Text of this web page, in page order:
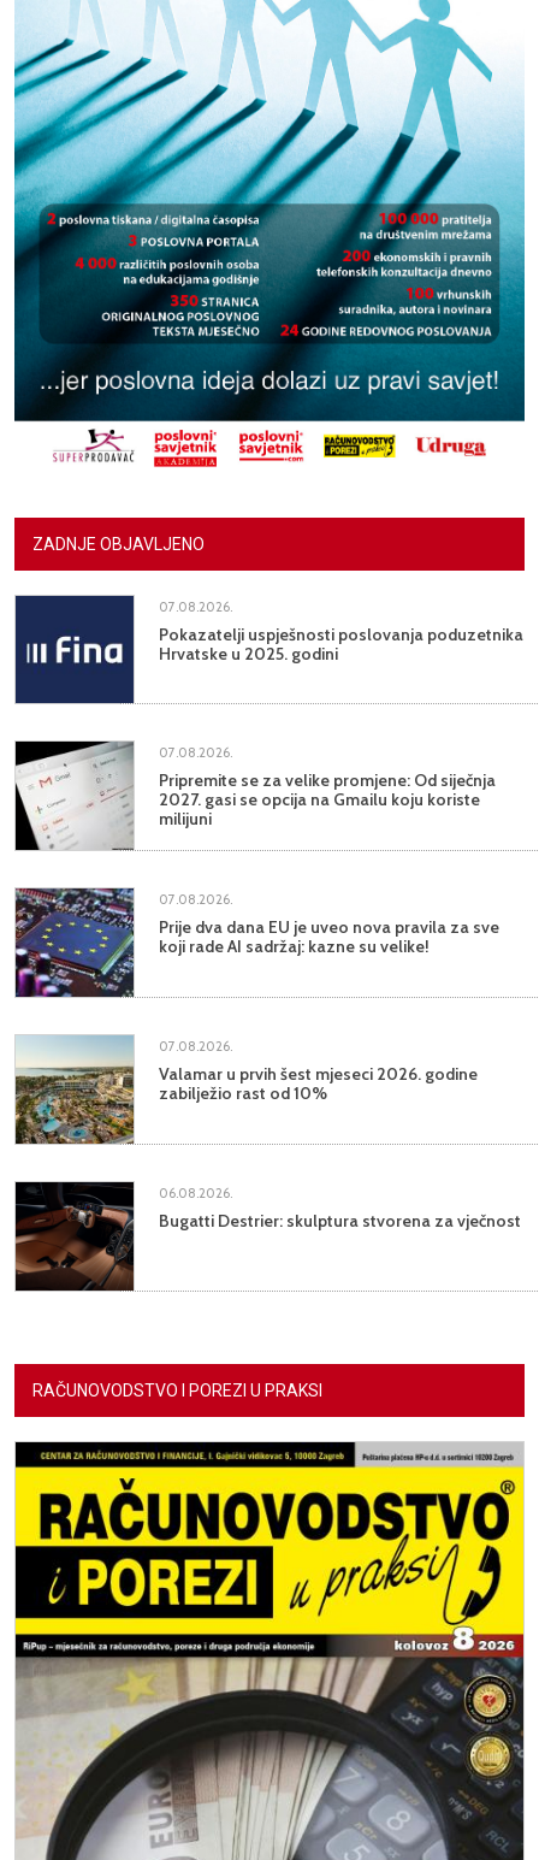
ZADNJE OBJAVLJENO
07.08.2026.
Pokazatelji uspješnosti poslovanja poduzetnika
Hrvatske u 2025. godini
07.08.2026.
Pripremite se za velike promjene: Od siječnja
2027. gasi se opcija na Gmailu koju koriste
milijuni
07.08.2026.
Prije dva dana EU je uveo nova pravila za sve
koji rade AI sadržaj: kazne su velike!
07.08.2026.
Valamar u prvih šest mjeseci 2026. godine
zabilježio rast od 10%
06.08.2026.
Bugatti Destrier: skulptura stvorena za vječnost
RAČUNOVODSTVO I POREZI U PRAKSI